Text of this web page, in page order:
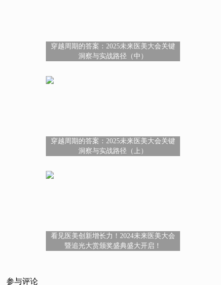
穿越周期的答案：2025未来医美大会关键
洞察与实战路径（中）
穿越周期的答案：2025未来医美大会关键
洞察与实战路径（上）
看见医美创新增长力！2024未来医美大会
暨追光大赏颁奖盛典盛大开启！
参与评论